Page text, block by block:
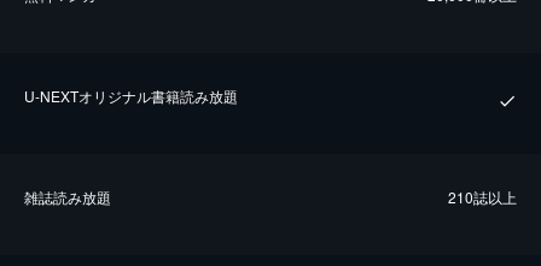
U-NEXTオリジナル書籍読み放題
雑誌読み放題 210誌以上